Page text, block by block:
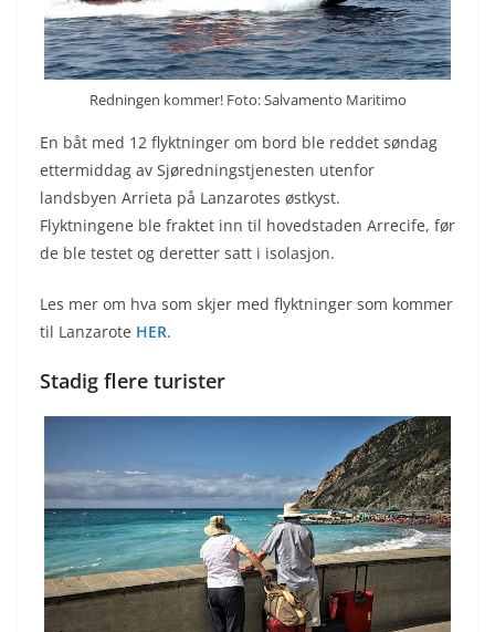
Redningen kommer! Foto: Salvamento Maritimo
En båt med 12 flyktninger om bord ble reddet søndag
ettermiddag av Sjøredningstjenesten utenfor
landsbyen Arrieta på Lanzarotes østkyst.
Flyktningene ble fraktet inn til hovedstaden Arrecife, før
de ble testet og deretter satt i isolasjon.
Les mer om hva som skjer med flyktninger som kommer
til Lanzarote HER.
Stadig flere turister